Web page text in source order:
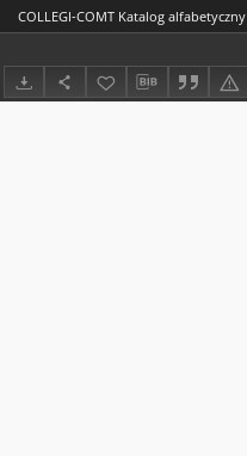
COLLEGI-COMT Katalog alfabetyczny